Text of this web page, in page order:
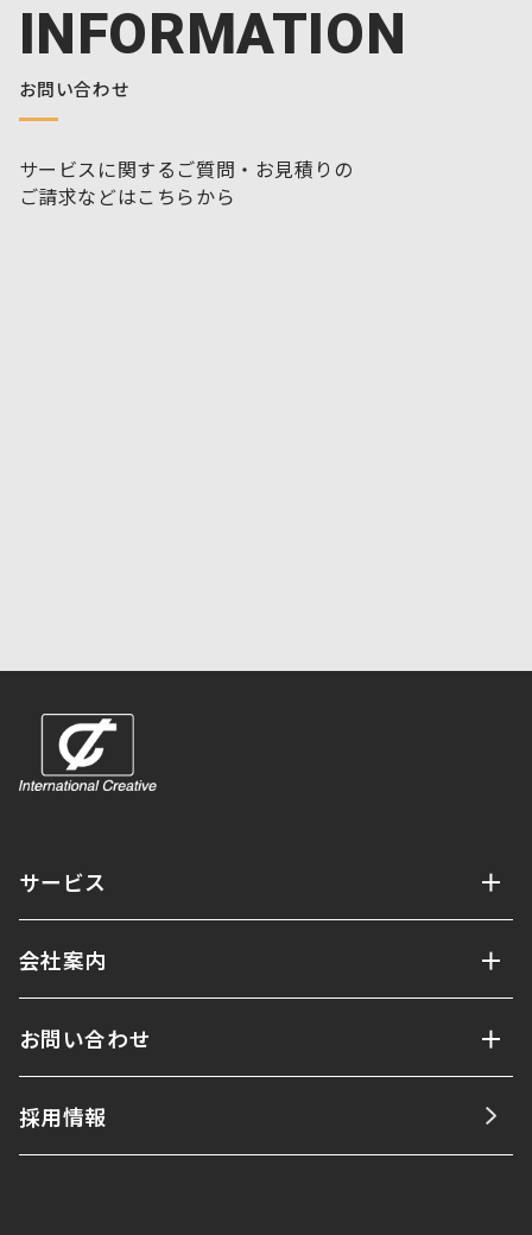
INFORMATION
お問い合わせ
サービスに関するご質問・お見積りの
ご請求などはこちらから
サービス
会社案内
お問い合わせ
採用情報